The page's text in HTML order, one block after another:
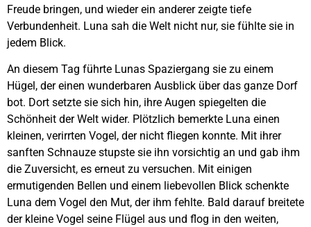
Freude bringen, und wieder ein anderer zeigte tiefe
Verbundenheit. Luna sah die Welt nicht nur, sie fühlte sie in
jedem Blick.
An diesem Tag führte Lunas Spaziergang sie zu einem
Hügel, der einen wunderbaren Ausblick über das ganze Dorf
bot. Dort setzte sie sich hin, ihre Augen spiegelten die
Schönheit der Welt wider. Plötzlich bemerkte Luna einen
kleinen, verirrten Vogel, der nicht fliegen konnte. Mit ihrer
sanften Schnauze stupste sie ihn vorsichtig an und gab ihm
die Zuversicht, es erneut zu versuchen. Mit einigen
ermutigenden Bellen und einem liebevollen Blick schenkte
Luna dem Vogel den Mut, der ihm fehlte. Bald darauf breitete
der kleine Vogel seine Flügel aus und flog in den weiten,